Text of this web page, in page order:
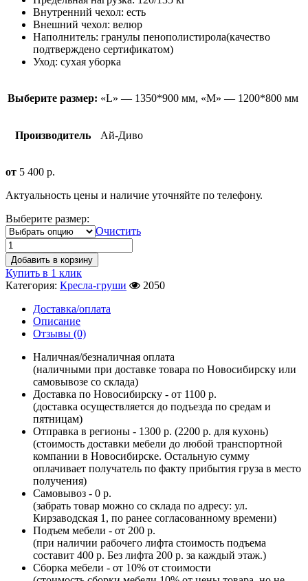
Внутренний чехол: есть
Внешний чехол: велюр
Наполнитель: гранулы пенополистирола(качество
подтверждено сертификатом)
Уход: сухая уборка
Выберите размер: «L» — 1350*900 мм, «М» — 1200*800 мм
Производитель Ай-Диво
от 5 400 р.
Актуальность цены и наличие уточняйте по телефону.
Выберите размер:
Очистить
Добавить в корзину
Купить в 1 клик
Категория: Кресла-груши
2050
Доставка/оплата
Описание
Отзывы (0)
Наличная/безналичная оплата
(наличными при доставке товара по Новосибирску или
самовывозе со склада)
Доставка по Новосибирску - от 1100 р.
(доставка осуществляется до подъезда по средам и
пятницам)
Отправка в регионы - 1300 р. (2200 р. для кухонь)
(стоимость доставки мебели до любой транспортной
компании в Новосибирске. Остальную сумму
оплачивает получатель по факту прибытия груза в место
получения)
Самовывоз - 0 р.
(забрать товар можно со склада по адресу: ул.
Кирзаводская 1, по ранее согласованному времени)
Подъем мебели - от 200 р.
(при наличии рабочего лифта стоимость подъема
составит 400 р. Без лифта 200 р. за каждый этаж.)
Сборка мебели - от 10% от стоимости